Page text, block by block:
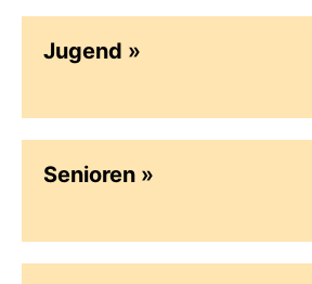
Jugend
Senioren